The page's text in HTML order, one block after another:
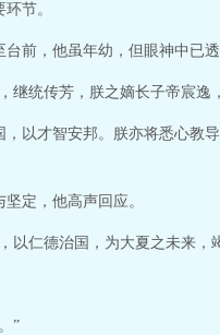
节。
前，他虽年幼，但眼神中已
继统传芳，朕之嫡长子帝宸
以才智安邦。朕亦将悉心教
定，他高声回应。
以仁德治国，为大夏之未来，
”